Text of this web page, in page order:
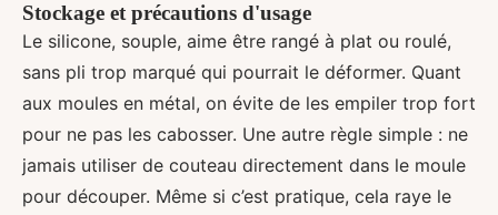
Stockage et précautions d'usage
Le silicone, souple, aime être rangé à plat ou roulé,
sans pli trop marqué qui pourrait le déformer. Quant
aux moules en métal, on évite de les empiler trop fort
pour ne pas les cabosser. Une autre règle simple : ne
jamais utiliser de couteau directement dans le moule
pour découper. Même si c’est pratique, cela raye le